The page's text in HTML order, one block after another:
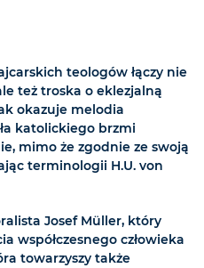
teologów łączy nie
też troska o eklezjalną
okazuje melodia
katolickiego brzmi
mimo że zgodnie ze swoją
terminologii H.U. von
Josef Müller, który
współczesnego człowieka
towarzyszy także